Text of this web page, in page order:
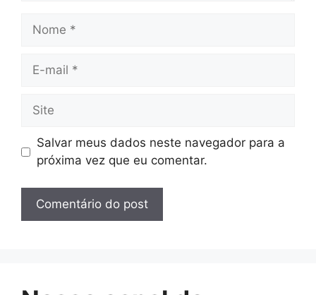
Nome
Site
Salvar meus dados neste navegador para a
próxima vez que eu comentar.